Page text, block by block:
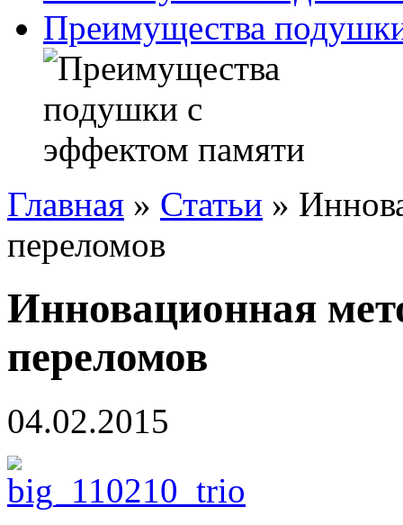
Преимущества
Главная » Статьи »
переломов
Инновационная
переломов
04.02.2015